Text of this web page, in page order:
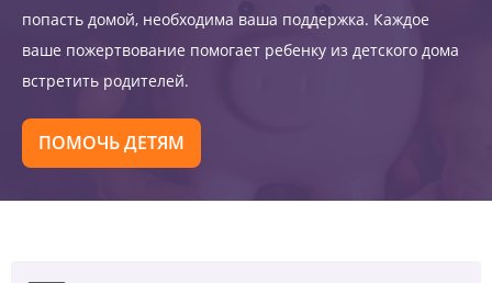
попасть домой, необходима ваша поддержка. Каждое
ваше пожертвование помогает ребенку из детского дома
встретить родителей.
ПОМОЧЬ ДЕТЯМ